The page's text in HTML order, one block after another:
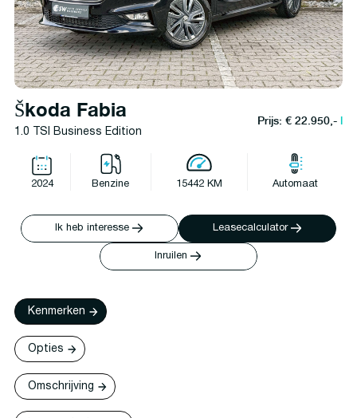
Škoda Fabia
1.0 TSI Business Edition
Prijs: € 22.950,-l
2024 Benzine 15442 KM Automaat
Ik heb interesse Leasecalculator
Inruilen
Kenmerken
Opties
Omschrijving